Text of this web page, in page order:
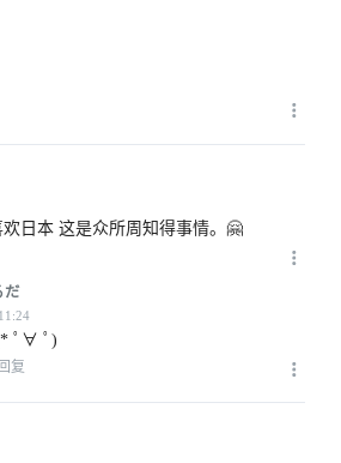
欢日本 这是众所周知得事情。🤗
だ
ﾟ∀ ﾟ)
回复